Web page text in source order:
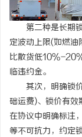
第二种是长期锁
定波动上限(如燃油
比散货低10%-
临违约金。
其次，明确锁价
础运费)、锁价有效
在协议中明确标注
等不可抗力，约定